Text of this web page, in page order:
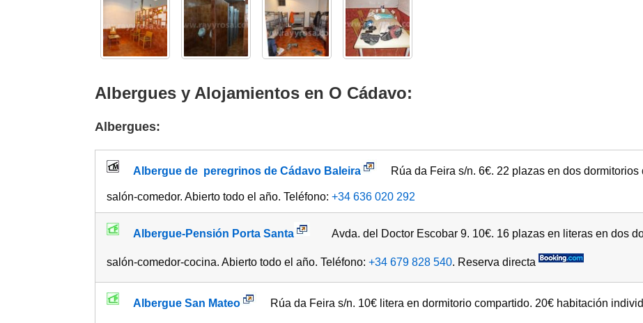
Albergues y Alojamientos en O Cádavo:
Albergues:
Albergue de peregrinos de Cádavo Baleira Rúa da Feira s/n. 6€. 22 plazas en dos
salón-comedor. Abierto todo el año. Teléfono: +34 636 020 292
Albergue-Pensión Porta Santa Avda. del Doctor Escobar 9. 10€. 16 plazas en literas en dos
salón-comedor-cocina. Abierto todo el año. Teléfono: +34 679 828 540. Reserva directa
Albergue San Mateo Rúa da Feira s/n. 10€ litera en dormitorio compartido. 20€ habitación